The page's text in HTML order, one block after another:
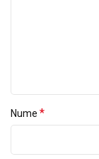
Nume *